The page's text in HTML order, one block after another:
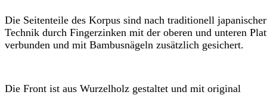
Die Seitenteile des Korpus sind nach traditionell japanischer
Technik durch Fingerzinken mit der oberen und unteren
verbunden und mit Bambusnägeln zusätzlich gesichert.
Die Front ist aus Wurzelholz gestaltet und mit original